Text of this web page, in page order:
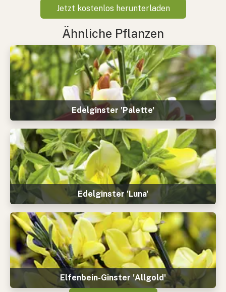
Jetzt kostenlos herunterladen
Ähnliche Pflanzen
Edelginster 'Palette'
Edelginster 'Luna'
Elfenbein-Ginster 'Allgold'